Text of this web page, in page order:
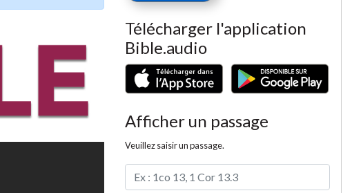
Télécharger l'application
Bible.audio
Afficher un passage
Veuillez saisir un passage.